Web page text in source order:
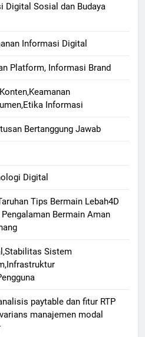
Digital Sosial dan Budaya
Informasi Digital
Platform, Informasi Brand
Informasi
Bertanggung Jawab
Digital
Tips Bermain Lebah4D
Bermain Aman
Sistem
paytable dan fitur RTP
manajemen modal